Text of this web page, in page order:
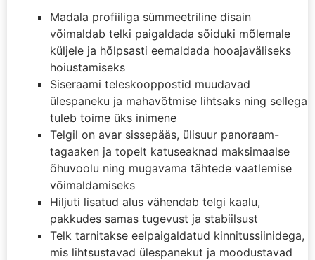
Madala profiiliga sümmeetriline disain
võimaldab telki paigaldada sõiduki mõlemale
küljele ja hõlpsasti eemaldada hooajaväliseks
hoiustamiseks
Siseraami teleskooppostid muudavad
ülespaneku ja mahavõtmise lihtsaks ning sellega
tuleb toime üks inimene
Telgil on avar sissepääs, ülisuur panoraam-
tagaaken ja topelt katuseaknad maksimaalse
õhuvoolu ning mugavama tähtede vaatlemise
võimaldamiseks
Hiljuti lisatud alus vähendab telgi kaalu,
pakkudes samas tugevust ja stabiilsust
Telk tarnitakse eelpaigaldatud kinnitussiinidega,
mis lihtsustavad ülespanekut ja moodustavad